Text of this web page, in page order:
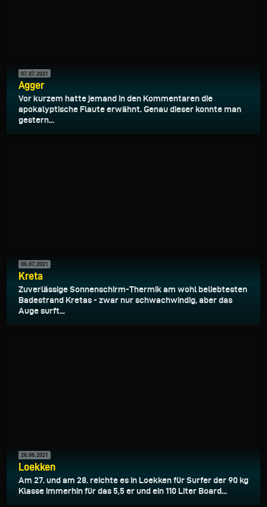
07.07.2021
Agger
Vor kurzem hatte jemand in den Kommentaren die
apokalyptische Flaute erwähnt. Genau dieser konnte man
gestern...
06.07.2021
Kreta
Zuverlässige Sonnenschirm-Thermik am wohl beliebtesten
Badestrand Kretas - zwar nur schwachwindig, aber das
Auge surft...
28.06.2021
Loekken
Am 27. und am 28. reichte es in Loekken für Surfer der 90 kg
Klasse immerhin für das 5,5 er und ein 110 Liter Board...